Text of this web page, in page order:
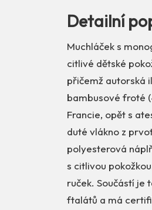
Detailní
Muchláček s
citlivé dětské
přičemž autorská
bambusové froté
Francie, opět s
duté vlákno z
polyesterová
s citlivou
ruček. Součástí je
ftalátů a má